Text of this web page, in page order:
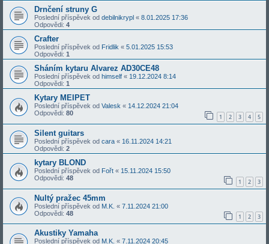
Drnčení struny G
Poslední příspěvek od debilnikrypl « 8.01.2025 17:36
Odpovědi: 4
Crafter
Poslední příspěvek od Fridlik « 5.01.2025 15:53
Odpovědi: 1
Sháním kytaru Alvarez AD30CE48
Poslední příspěvek od himself « 19.12.2024 8:14
Odpovědi: 1
Kytary MEIPET
Poslední příspěvek od Valesk « 14.12.2024 21:04
Odpovědi: 80 1 2 3 4 5
Silent guitars
Poslední příspěvek od cara « 16.11.2024 14:21
Odpovědi: 2
kytary BLOND
Poslední příspěvek od Fořt « 15.11.2024 15:50
Odpovědi: 48 1 2 3
Nultý pražec 45mm
Poslední příspěvek od M.K. « 7.11.2024 21:00
Odpovědi: 48 1 2 3
Akustiky Yamaha
Poslední příspěvek od M.K. « 7.11.2024 20:45